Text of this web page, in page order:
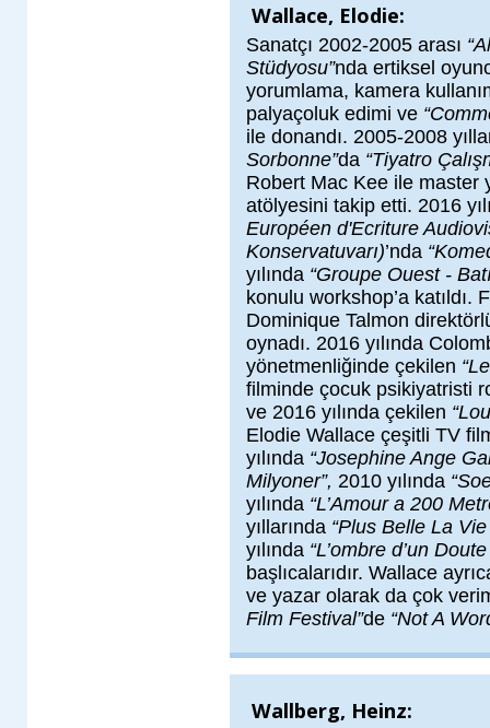
Wallace, Elodie:
Sanatçı 2002-2005 arası
Stüdyosu”nda ertiksel
yorumlama, kamera
palyaçoluk edimi ve
ile donandı. 2005-2008
Sorbonne”da “Tiyatro
Robert Mac Kee ile master
atölyesini takip etti. 2016
Européen d'Ecriture
Konservatuvarı)’nda
yılında “Groupe Ouest -
konulu workshop’a katıldı.
Dominique Talmon
oynadı. 2016 yılında
yönetmenliğinde çekilen
filminde çocuk psikiyatristi
ve 2016 yılında çekilen
Elodie Wallace çeşitli TV
yılında “Josephine Ange
Milyoner”, 2010 yılında
yılında “L’Amour a 200
yıllarında “Plus Belle La
yılında “L’ombre d’un
başlıcalarıdır. Wallace
ve yazar olarak da çok
Film Festival”de “Not A
Wallberg, Heinz: